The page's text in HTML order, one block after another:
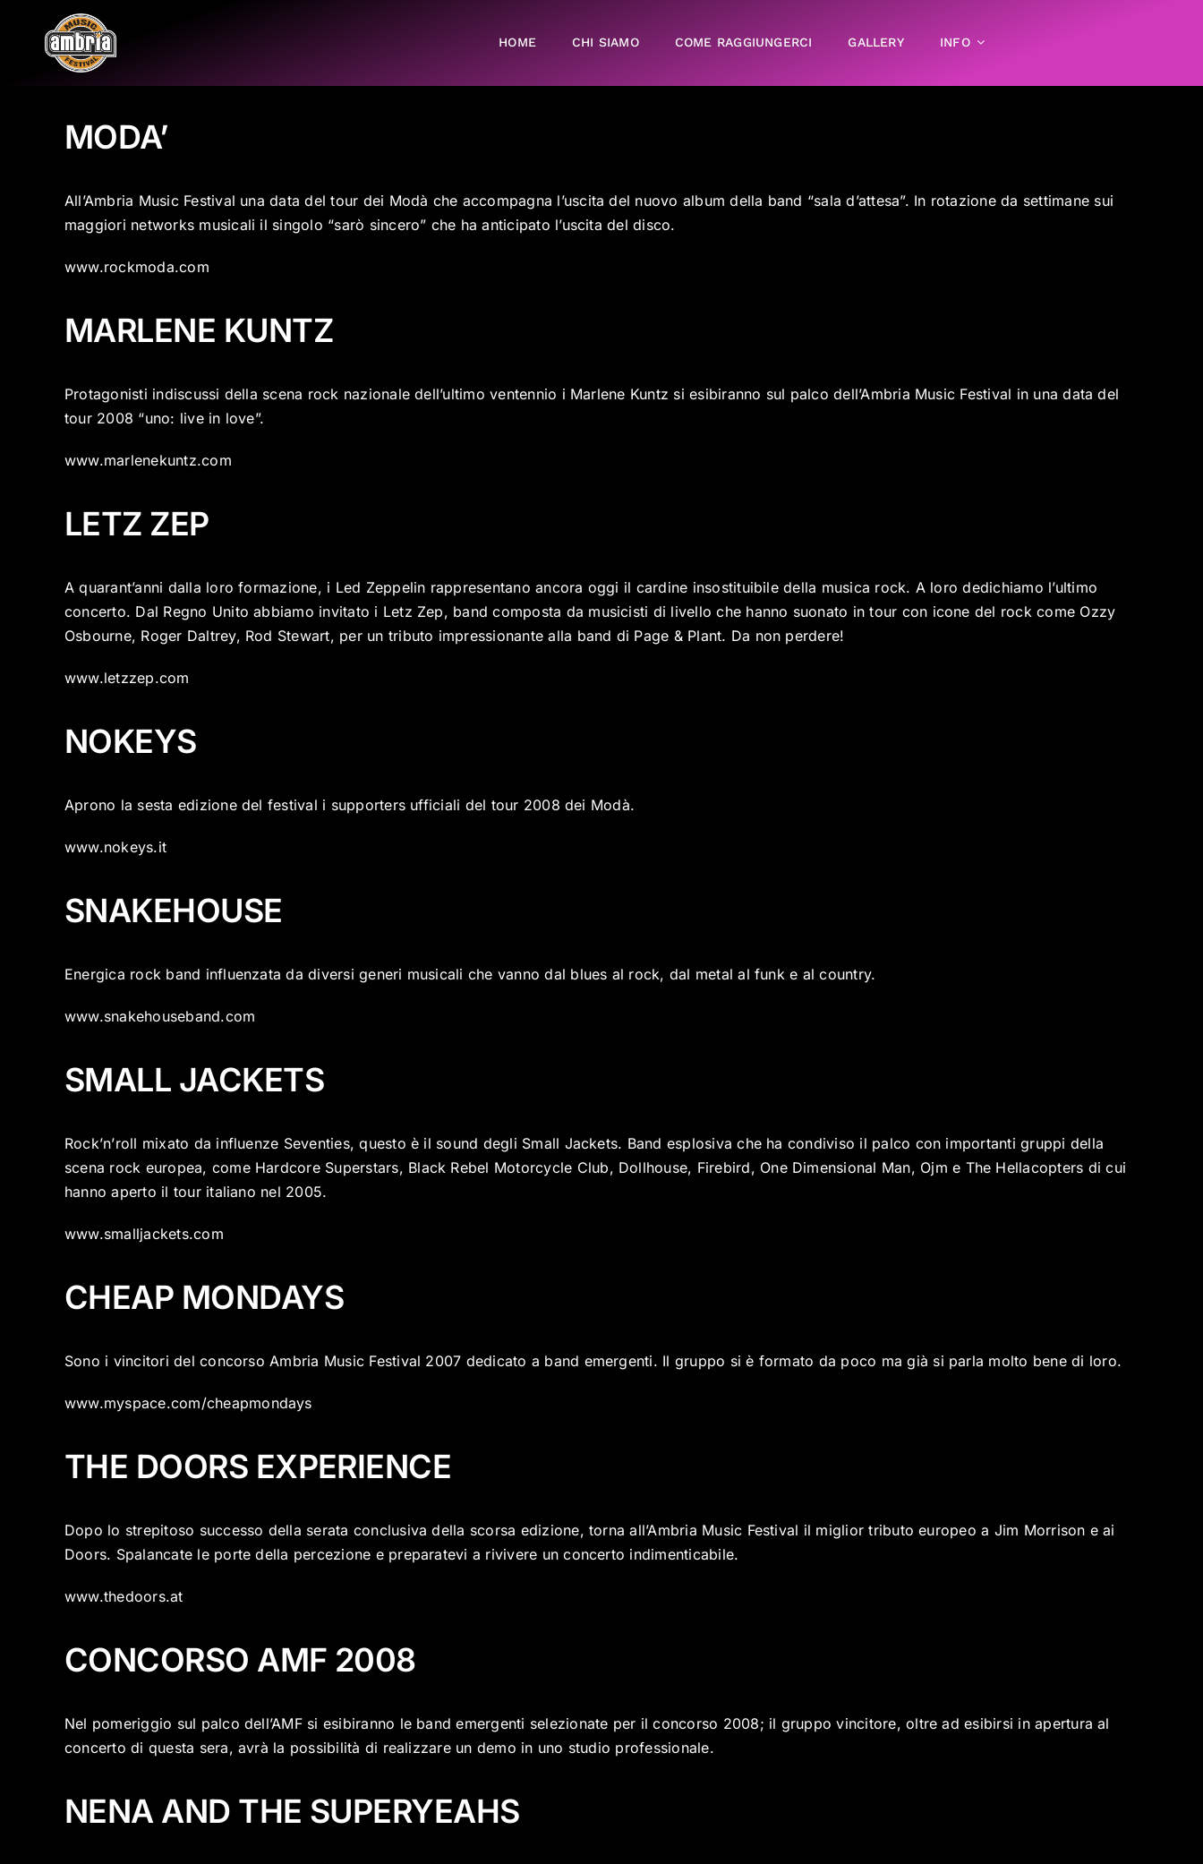
contenuto
HOME CHI SIAMO COME RAGGIUNGERCI GALLERY INFO
MODA’
All’Ambria Music Festival una data del tour dei Modà che accompagna l’uscita del nuovo album della band “sala d’attesa”. In rotazione da settimane sui
maggiori networks musicali il singolo “sarò sincero” che ha anticipato l’uscita del disco.
www.rockmoda.com
MARLENE KUNTZ
Protagonisti indiscussi della scena rock nazionale dell’ultimo ventennio i Marlene Kuntz si esibiranno sul palco dell’Ambria Music Festival in una data del
tour 2008 “uno: live in love”.
www.marlenekuntz.com
LETZ ZEP
A quarant’anni dalla loro formazione, i Led Zeppelin rappresentano ancora oggi il cardine insostituibile della musica rock. A loro dedichiamo l’ultimo
concerto. Dal Regno Unito abbiamo invitato i Letz Zep, band composta da musicisti di livello che hanno suonato in tour con icone del rock come Ozzy
Osbourne, Roger Daltrey, Rod Stewart, per un tributo impressionante alla band di Page & Plant. Da non perdere!
www.letzzep.com
NOKEYS
Aprono la sesta edizione del festival i supporters ufficiali del tour 2008 dei Modà.
www.nokeys.it
SNAKEHOUSE
Energica rock band influenzata da diversi generi musicali che vanno dal blues al rock, dal metal al funk e al country.
www.snakehouseband.com
SMALL JACKETS
Rock’n’roll mixato da influenze Seventies, questo è il sound degli Small Jackets. Band esplosiva che ha condiviso il palco con importanti gruppi della
scena rock europea, come Hardcore Superstars, Black Rebel Motorcycle Club, Dollhouse, Firebird, One Dimensional Man, Ojm e The Hellacopters di cui
hanno aperto il tour italiano nel 2005.
www.smalljackets.com
CHEAP MONDAYS
Sono i vincitori del concorso Ambria Music Festival 2007 dedicato a band emergenti. Il gruppo si è formato da poco ma già si parla molto bene di loro.
www.myspace.com/cheapmondays
THE DOORS EXPERIENCE
Dopo lo strepitoso successo della serata conclusiva della scorsa edizione, torna all’Ambria Music Festival il miglior tributo europeo a Jim Morrison e ai
Doors. Spalancate le porte della percezione e preparatevi a rivivere un concerto indimenticabile.
www.thedoors.at
CONCORSO AMF 2008
Nel pomeriggio sul palco dell’AMF si esibiranno le band emergenti selezionate per il concorso 2008; il gruppo vincitore, oltre ad esibirsi in apertura al
concerto di questa sera, avrà la possibilità di realizzare un demo in uno studio professionale.
NENA AND THE SUPERYEAHS